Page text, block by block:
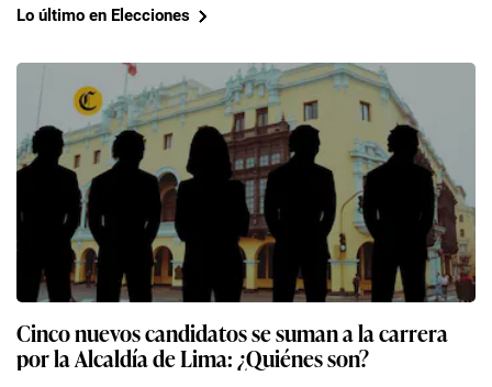
Lo último en Elecciones
Cinco nuevos candidatos se suman a la carrera
por la Alcaldía de Lima: ¿Quiénes son?